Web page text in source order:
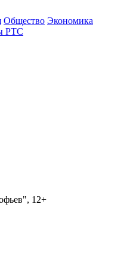
Общество Экономика
РТС
12+